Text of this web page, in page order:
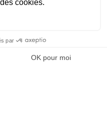
4x4 - Tous droits réservés -